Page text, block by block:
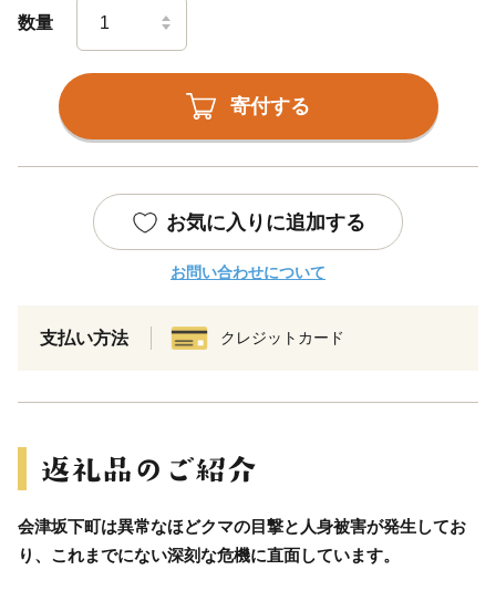
数量
寄付する
お気に入りに追加する
お問い合わせについて
支払い方法 クレジットカード
会津坂下町は異常なほどクマの目撃と人身被害が発生してお
り、これまでにない深刻な危機に直面しています。